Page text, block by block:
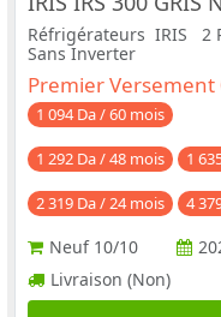
Réfrigérateurs IRIS 2
Sans Inverter
Premier Versement
1 094 Da / 60 mois
1 292 Da / 48 mois 1
2 319 Da / 24 mois 4
Neuf 10/10
Livraison (Non)